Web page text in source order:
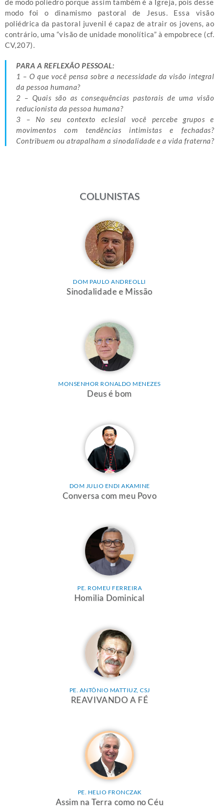
de modo poliedro porque assim também é a Igreja, pois desse
modo foi o dinamismo pastoral de Jesus. Essa visão
poliédrica da pastoral juvenil é capaz de atrair os jovens, ao
contrário, uma “visão de unidade monolítica” à empobrece (cf.
CV,207).
PARA A REFLEXÃO PESSOAL:
1 – O que você pensa sobre a necessidade da visão integral
da pessoa humana?
2 – Quais são as consequências pastorais de uma visão
reducionista da pessoa humana?
3 – No seu contexto eclesial você percebe grupos e
movimentos com tendências intimistas e fechadas?
Contribuem ou atrapalham a sinodalidade e a vida fraterna?
COLUNISTAS
DOM PAULO ANDREOLLI
Sinodalidade e Missão
MONSENHOR RONALDO MENEZES
Deus é bom
DOM JULIO ENDI AKAMINE
Conversa com meu Povo
PE. ROMEU FERREIRA
Homilia Dominical
PE. ANTÔNIO MATTIUZ, CSJ
REAVIVANDO A FÉ
PE. HELIO FRONCZAK
Assim na Terra como no Céu